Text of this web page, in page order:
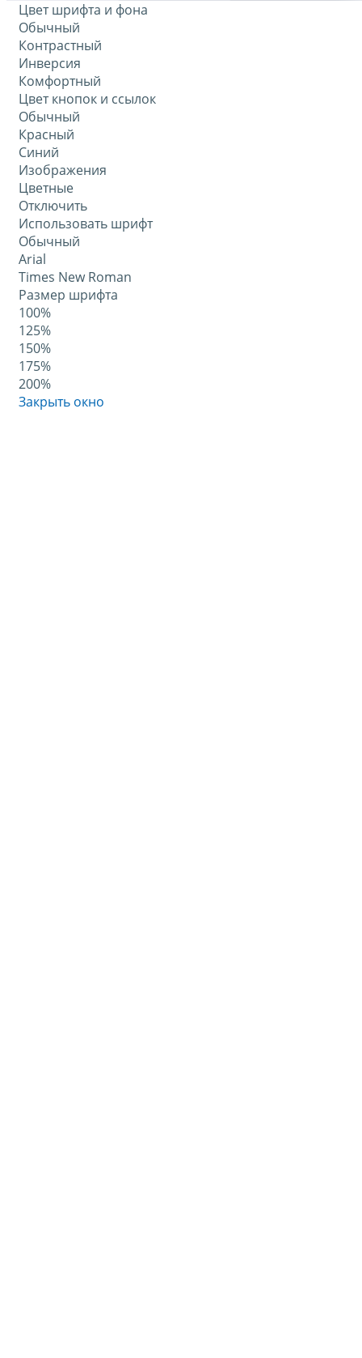
Цвет шрифта и фона
Обычный
Контрастный
Инверсия
Комфортный
Цвет кнопок и ссылок
Обычный
Красный
Синий
Изображения
Цветные
Отключить
Использовать шрифт
Обычный
Arial
Times New Roman
Размер шрифта
100%
125%
150%
175%
200%
Закрыть окно